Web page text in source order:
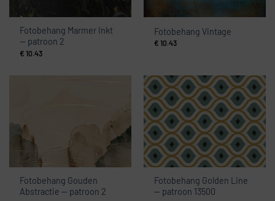
Fotobehang Marmer Inkt
— patroon 2
€ 10.43
Fotobehang Vintage
€ 10.43
Fotobehang Gouden
Abstractie — patroon 2
Fotobehang Golden Line
— patroon 13500